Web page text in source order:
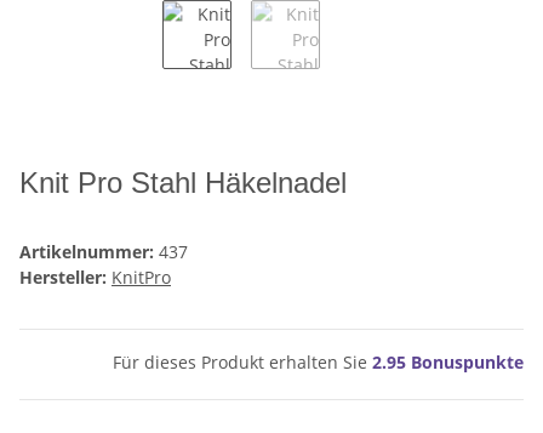
Knit Pro Stahl Häkelnadel
Artikelnummer: 437
Hersteller: KnitPro
Für dieses Produkt erhalten Sie 2.95 Bonuspunkte